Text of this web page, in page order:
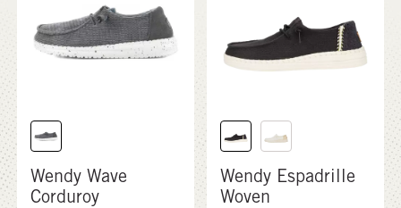
Wendy Wave
Corduroy
Wendy Espadrille
Woven